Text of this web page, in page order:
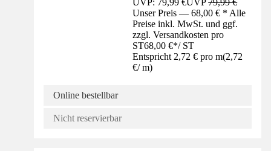
UVP: 79,99 €UVP79,99 €
Unser Preis — 68,00 € * Alle
Preise inkl. MwSt. und ggf.
zzgl. Versandkosten pro
ST68,00 €*/ ST
Entspricht 2,72 € pro m(2,72
€/ m)
Online bestellbar
Nicht reservierbar